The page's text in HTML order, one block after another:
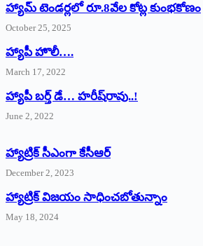
హ్యామ్‌ ‌టెండర్లలో రూ.8వేల కోట్ల కుంభకోణం
October 25, 2025
హ్యాపీ హొలీ….
March 17, 2022
హ్యాపీ బర్త్ ‌డే… హరీష్‌రావు..!
June 2, 2022
హ్యాట్రిక్‌ ‌సీఎంగా కేసీఆర్‌
December 2, 2023
హ్యాట్రిక్‌ విజయం సాధించబోతున్నాం
May 18, 2024